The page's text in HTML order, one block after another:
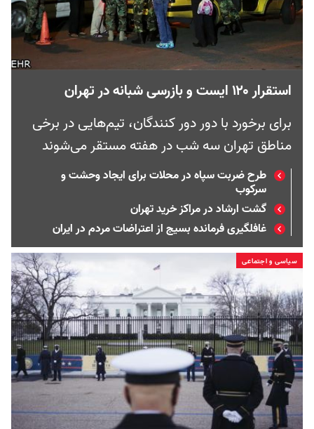
استقرار ۱۲۰ ایست و بازرسی شبانه در تهران
برای برخورد با دور دور کنندگان، تیم‌هایی در برخی
مناطق تهران سه شب در هفته مستقر می‌شوند
طرح ضربت سپاه در محلات برای ایجاد وحشت و
سرکوب
گشت ارشاد در مراکز خرید تهران
غافلگیری فرمانده بسیج از اعتراضات مردم در ایران
سیاسی و اجتماعی